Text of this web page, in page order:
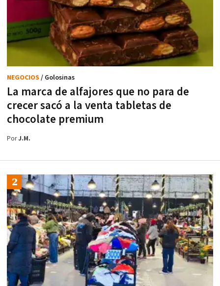
La marca de alfajores que no para de
crecer sacó a la venta tabletas de
chocolate premium
NEGOCIOS / Golosinas
PorJ.M.